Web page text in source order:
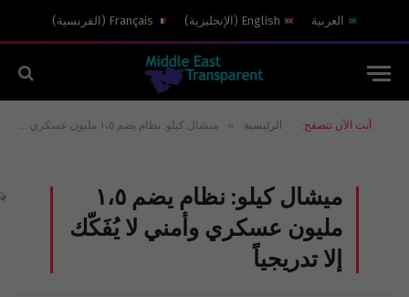
العربية English
( الإنجليزية)
Français
( الفرنسية)
أنت الآن تتصفح: الرئيسية » ميشال كيلو: نظام يضم ١،٥ مليون عسكري وأمني لا يُفَكّك إلا تدريجياً
ميشال كيلو: نظام يضم ١،٥
مليون عسكري وأمني لا يُفَكّك
إلا تدريجياً